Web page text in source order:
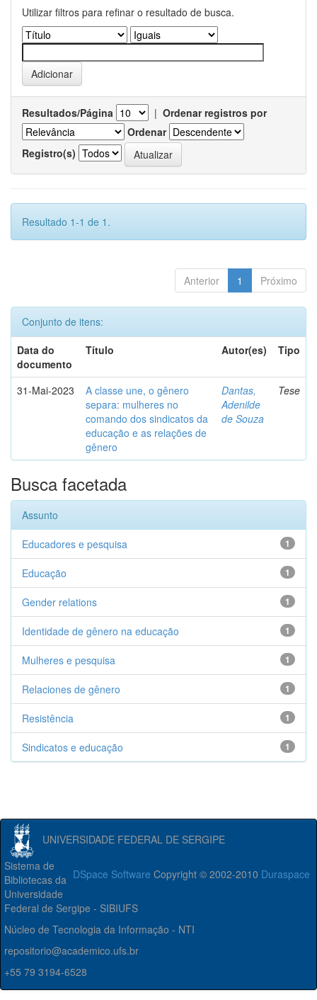
Utilizar filtros para refinar o resultado de busca.
Resultados/Página | Ordenar registros por
Ordenar
Registro(s)
Resultado 1-1 de 1.
Anterior 1 Próximo
Conjunto de itens:
Data do
documento
Título Autor(es) Tipo
31-Mai-2023
A classe une, o gênero
separa: mulheres no
comando dos sindicatos da
educação e as relações de
gênero
Dantas,
Adenilde
de Souza
Tese
Busca facetada
Assunto
1
Educadores e pesquisa
1
Educação
1
Gender relations
1
Identidade de gênero na educação
1
Mulheres e pesquisa
1
Relaciones de gênero
1
Resistência
1
Sindicatos e educação
UNIVERSIDADE FEDERAL DE SERGIPE
DSpace Software Copyright © 2002-2010 Duraspace
Sistema de
Bibliotecas da
Universidade
Federal de Sergipe - SIBIUFS
Núcleo de Tecnologia da Informação - NTI
repositorio@academico.ufs.br
+55 79 3194-6528